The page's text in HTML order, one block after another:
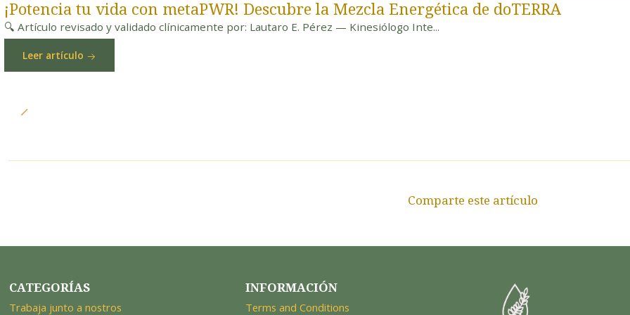
¡Potencia tu vida con metaPWR! Descubre la Mezcla Energética de doTERRA
🔍 Artículo revisado y validado clínicamente por: Lautaro E. Pérez — Kinesiólogo Inte...
Leer artículo
Comparte este artículo
CATEGORÍAS
Trabaja junto a nostros
INFORMACIÓN
Terms and Conditions